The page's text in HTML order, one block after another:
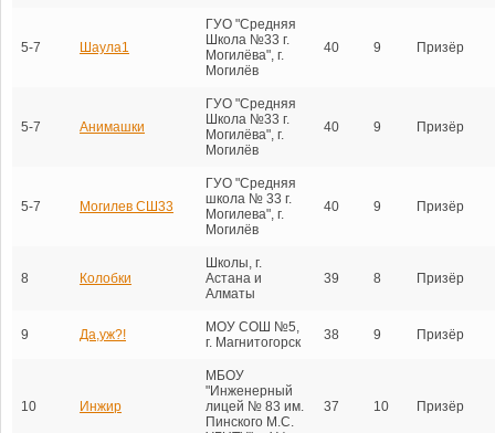
5-7 Шаула1
ГУО "Средняя
Школа №33 г.
Могилёва", г.
Могилёв
40 9 Призёр
5-7 Анимашки
ГУО "Средняя
Школа №33 г.
Могилёва", г.
Могилёв
40 9 Призёр
5-7 Могилев СШ33
ГУО "Средняя
школа № 33 г.
Могилева", г.
Могилёв
40 9 Призёр
8 Колобки
Школы, г.
Астана и
Алматы
39 8 Призёр
9 Да,уж?!
МОУ СОШ №5,
г. Магнитогорск
38 9 Призёр
10 Инжир
МБОУ
"Инженерный
лицей № 83 им.
Пинского М.С.
37 10 Призёр